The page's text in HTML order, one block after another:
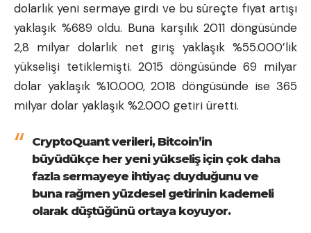
dolarlık yeni sermaye girdi ve bu süreçte fiyat artışı
yaklaşık %689 oldu. Buna karşılık 2011 döngüsünde
2,8 milyar dolarlık net giriş yaklaşık %55.000’lik
yükselişi tetiklemişti. 2015 döngüsünde 69 milyar
dolar yaklaşık %10.000, 2018 döngüsünde ise 365
milyar dolar yaklaşık %2.000 getiri üretti.
CryptoQuant verileri, Bitcoin’in
büyüdükçe her yeni yükseliş için çok daha
fazla sermayeye ihtiyaç duyduğunu ve
buna rağmen yüzdesel getirinin kademeli
olarak düştüğünü ortaya koyuyor.